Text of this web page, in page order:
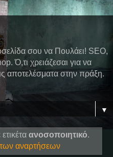
σου να Πουλάει! SEO,
Ό,τι χρειάζεσαι για να
αποτελέσματα στην πράξη.
▼
ανοσοποιητικό.
αναρτήσεων